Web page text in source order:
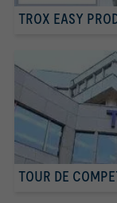
TROX EASY
TOUR DE